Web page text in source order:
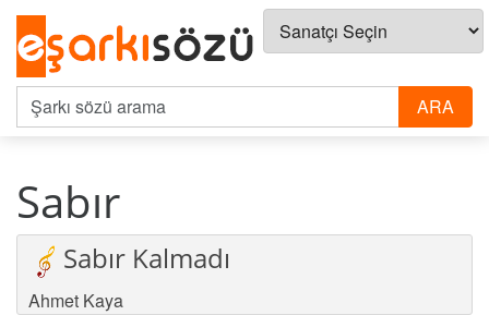
Sabır
Sabır Kalmadı
Ahmet Kaya